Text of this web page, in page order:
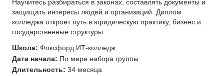
Научитесь разбираться в законах, составлять документы и
защищать интересы людей и организаций. Диплом
колледжа откроет путь в юридическую практику, бизнес и
государственные структуры
Школа: Фоксфорд ИТ-колледж
Дата начала: По мере набора группы
Длительность: 34 месяца